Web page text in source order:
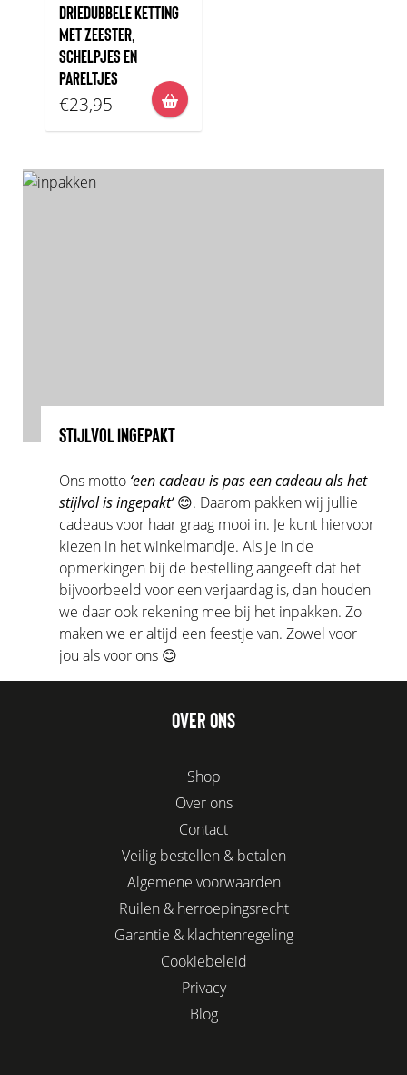
DRIEDUBBELE KETTING
MET ZEESTER,
SCHELPJES EN
PARELTJES
€23,95
STIJLVOL INGEPAKT
Ons motto ‘een cadeau is pas een cadeau als het
stijlvol is ingepakt’😊. Daarom pakken wij jullie
cadeaus voor haar graag mooi in. Je kunt hiervoor
kiezen in het winkelmandje. Als je in de
opmerkingen bij de bestelling aangeeft dat het
bijvoorbeeld voor een verjaardag is, dan houden
we daar ook rekening mee bij het inpakken. Zo
maken we er altijd een feestje van. Zowel voor
jou als voor ons 😊
OVER ONS
Shop
Over ons
Contact
Veilig bestellen & betalen
Algemene voorwaarden
Ruilen & herroepingsrecht
Garantie & klachtenregeling
Cookiebeleid
Privacy
Blog